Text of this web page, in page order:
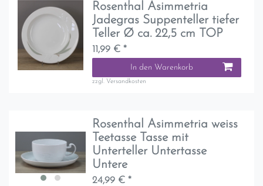
Rosenthal Asimmetria
Jadegras Suppenteller tiefer
Teller Ø ca. 22,5 cm TOP
11,99 € *
In den Warenkorb
zzgl. Versandkosten
Rosenthal Asimmetria weiss
Teetasse Tasse mit
Unterteller Untertasse
Untere
24,99 € *